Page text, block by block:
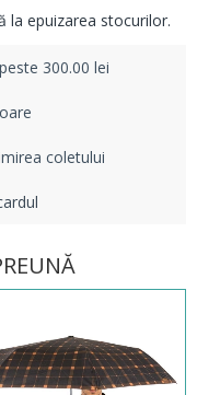
300.00 lei
coletului
la epuizarea stocurilor.